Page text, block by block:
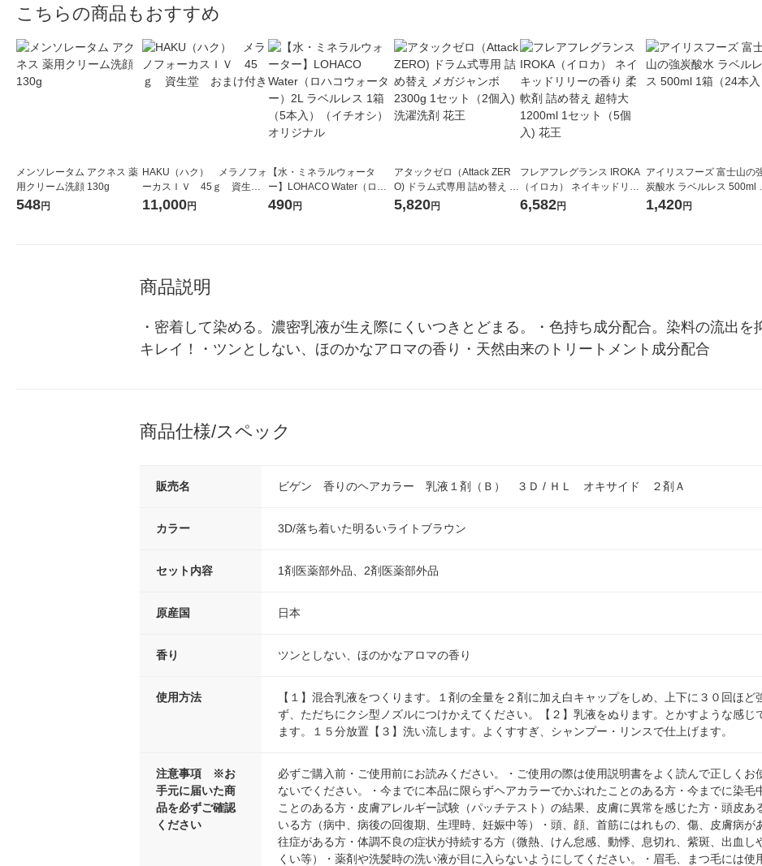
こちらの商品もおすすめ
メンソレータム アクネス 薬
用クリーム洗顔 130g
548円
HAKU（ハク） メラノフォ
ーカスＩＶ 45ｇ 資生
堂 おまけ付き
11,000円
【水・ミネラルウォータ
ー】LOHACO Water（ロハ
コウォーター）2L ラベルレ
490円
アタックゼロ（Attack ZER
O) ドラム式専用 詰め替え メ
ガジャンボ 2300g 1セット
5,820円
フレアフレグランス IROKA
（イロカ） ネイキッドリリ
ーの香り 柔軟剤 詰め替え 超
6,582円
アイリスフーズ 富士山の
炭酸水 ラベルレス 500ml
箱（24本入）
1,420円
商品説明
・密着して染める。濃密乳液が生え際にくいつきとどまる。・色持ち成分配合。染料の流出
キレイ！・ツンとしない、ほのかなアロマの香り・天然由来のトリートメント成分配合
商品仕様/スペック
販売名 ビゲン 香りのヘアカラー 乳液１剤（Ｂ） ３Ｄ / ＨＬ オキサイド ２剤Ａ
カラー 3D/落ち着いた明るいライトブラウン
セット内容 1剤医薬部外品、2剤医薬部外品
原産国 日本
香り ツンとしない、ほのかなアロマの香り
使用方法
【１】混合乳液をつくります。１剤の全量を２剤に加え白キャップをしめ、上下に３０回ほ
ず、ただちにクシ型ノズルにつけかえてください。【２】乳液をぬります。とかすような感じ
ます。１５分放置【３】洗い流します。よくすすぎ、シャンプー・リンスで仕上げます。
注意事項 ※お
手元に届いた商
品を必ずご確認
ください
必ずご購入前・ご使用前にお読みください。・ご使用の際は使用説明書をよく読んで正しくお
ないでください。・今までに本品に限らずヘアカラーでかぶれたことのある方・今までに染毛
ことのある方・皮膚アレルギー試験（パッチテスト）の結果、皮膚に異常を感じた方・頭皮あ
いる方（病中、病後の回復期、生理時、妊娠中等）・頭、顔、首筋にはれもの、傷、皮膚病が
往症がある方・体調不良の症状が持続する方（微熱、けん怠感、動悸、息切れ、紫斑、出血し
くい等）・薬剤や洗髪時の洗い液が目に入らないようにしてください。・眉毛、まつ毛には